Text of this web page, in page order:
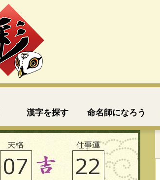
漢字を探す 命名師になろう